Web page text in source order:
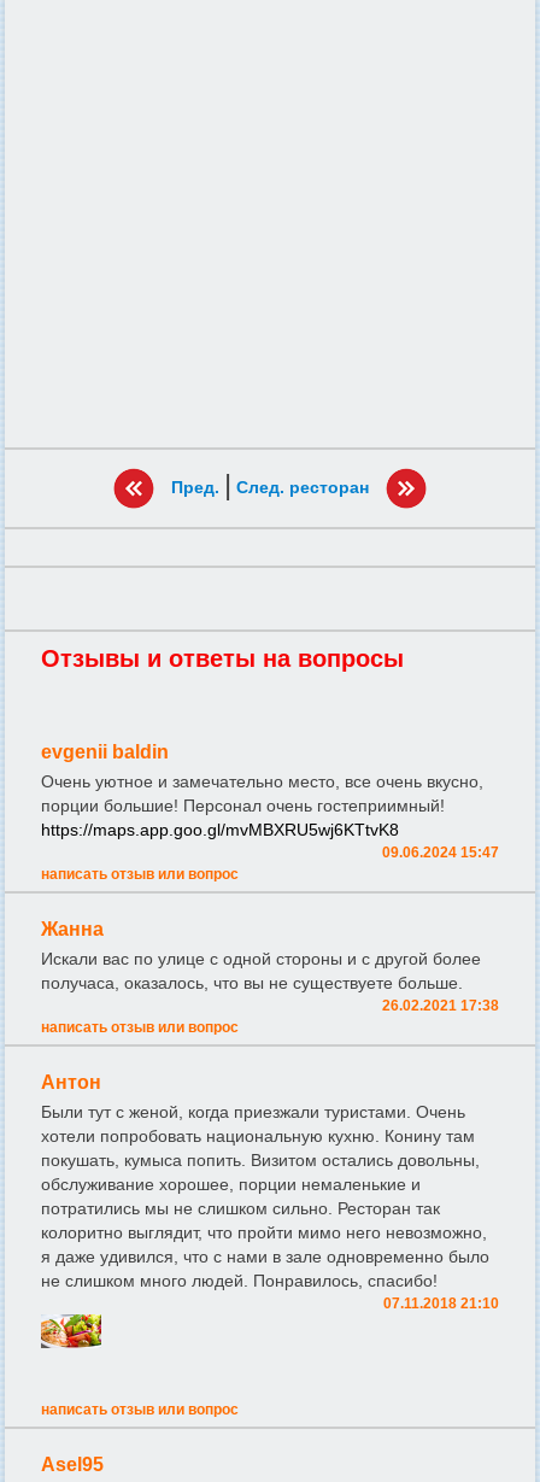
Пред. | След. ресторан
Отзывы и ответы на вопросы
evgenii baldin
Очень уютное и замечательно место, все очень вкусно,
порции большие! Персонал очень гостеприимный!
https://maps.app.goo.gl/mvMBXRU5wj6KTtvK8
09.06.2024 15:47
написать отзыв или вопрос
Жанна
Искали вас по улице с одной стороны и с другой более
получаса, оказалось, что вы не существуете больше.
26.02.2021 17:38
написать отзыв или вопрос
Антон
Были тут с женой, когда приезжали туристами. Очень
хотели попробовать национальную кухню. Конину там
покушать, кумыса попить. Визитом остались довольны,
обслуживание хорошее, порции немаленькие и
потратились мы не слишком сильно. Ресторан так
колоритно выглядит, что пройти мимо него невозможно,
я даже удивился, что с нами в зале одновременно было
не слишком много людей. Понравилось, спасибо!
07.11.2018 21:10
написать отзыв или вопрос
Asel95